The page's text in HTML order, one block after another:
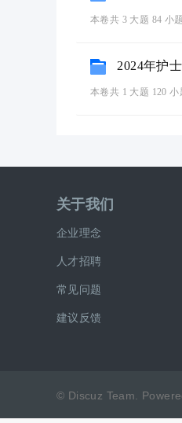
本卷共 3 大题 84 小
2024年护
本卷共 1 大题 120
关于我们
企业理念
人才招聘
常见问题
建议反馈
© Discuz Team.